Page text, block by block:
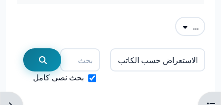
... تصدير المصطلحات
استعراض قاموس المصطلحات باستعمال الفهرس
بحث
بحث
بحث نصي كامل